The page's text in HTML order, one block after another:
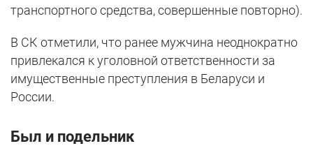
транспортного средства, совершенные повторно).
В СК отметили, что ранее мужчина неоднократно
привлекался к уголовной ответственности за
имущественные преступления в Беларуси и
России.
Был и подельник